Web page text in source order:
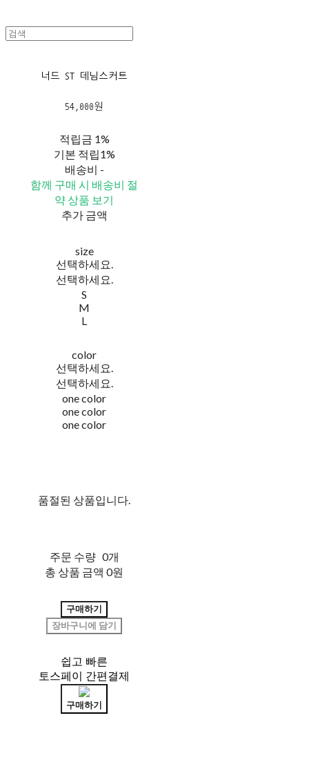
너드 ST 데님스커트
54,000원
적립금 1%
기본 적립1%
배송비 -
함께 구매 시 배송비 절
약 상품 보기
추가 금액
size
선택하세요.
선택하세요.
S
M
L
color
선택하세요.
선택하세요.
one color
one color
one color
품절된 상품입니다.
주문 수량 0개
총 상품 금액 0원
구매하기
장바구니에 담기
쉽고 빠른
토스페이 간편결제
구매하기